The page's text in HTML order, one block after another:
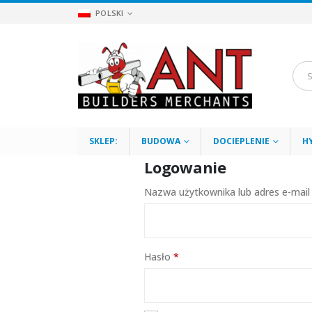
POLSKI
SKLEP: BUDOWA DOCIEPLENIE
Logowanie
Nazwa użytkownika lub adres e-mail
Hasło *